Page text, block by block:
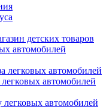
детских товаров
автомобилей
легковых автомобилей
автомобилей
легковых автомобилей